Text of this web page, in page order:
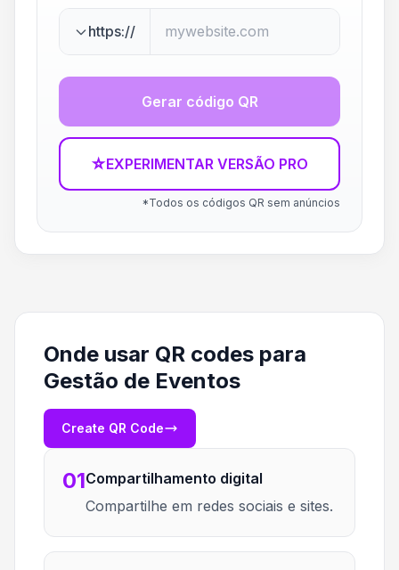
https://
Gerar código QR
☆EXPERIMENTAR VERSÃO PRO
*Todos os códigos QR sem anúncios
Onde usar QR codes para
Gestão de Eventos
Create QR Code
01Compartilhamento digital
Compartilhe em redes sociais e sites.